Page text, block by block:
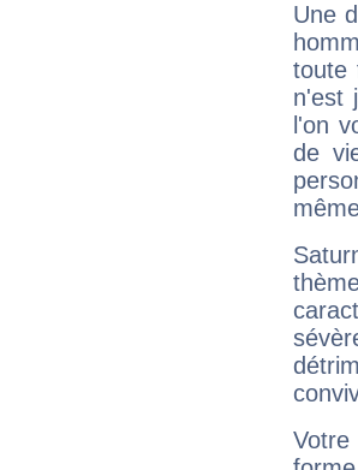
Une
toute
n'est
l'on
de